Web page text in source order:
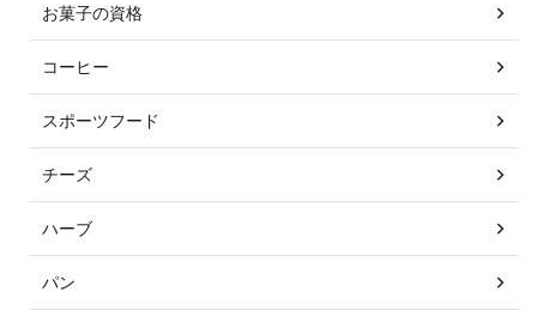
お菓子の資格
コーヒー
スポーツフード
チーズ
ハーブ
パン